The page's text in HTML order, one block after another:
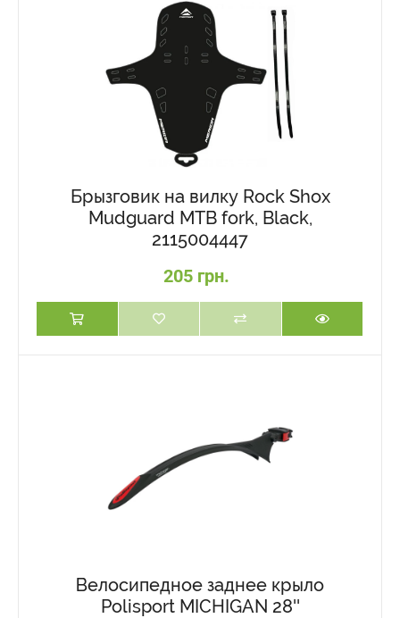
Брызговик на вилку Rock Shox
Mudguard MTB fork, Black,
2115004447
205 грн.
Велосипедное заднее крыло
Polisport MICHIGAN 28''